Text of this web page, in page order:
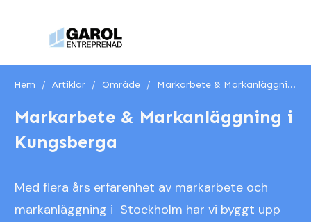
Hem / Artiklar / Område / Markarbete & Markanläggning i Kungsberga
Markarbete & Markanläggning i
Kungsberga
Med flera års erfarenhet av markarbete och
markanläggning i Stockholm har vi byggt upp